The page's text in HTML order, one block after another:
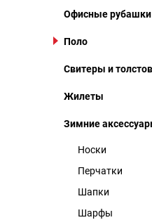
Офисные рубашки
Поло
Свитеры и
Жилеты
Зимние
Носки
Перчатки
Шапки
Шарфы